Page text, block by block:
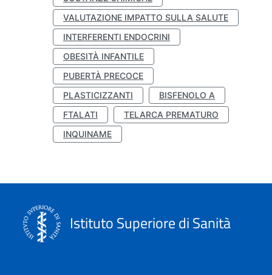
VALUTAZIONE IMPATTO SULLA SALUTE
INTERFERENTI ENDOCRINI
OBESITÀ INFANTILE
PUBERTÀ PRECOCE
PLASTICIZZANTI
BISFENOLO A
FTALATI
TELARCA PREMATURO
INQUINAME
Istituto Superiore di Sanità